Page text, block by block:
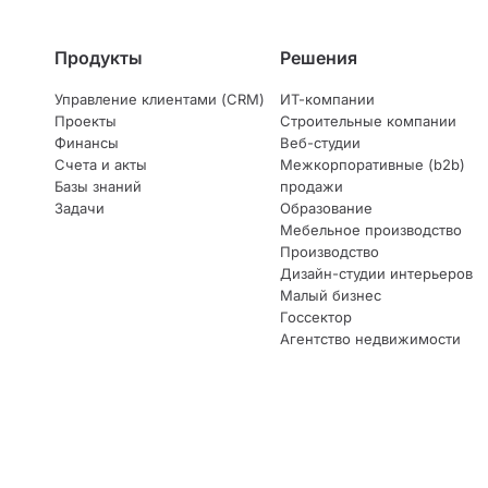
Продукты
Управление клиентами (CRM)
Проекты
Финансы
Счета и акты
Базы знаний
Задачи
Решения
ИТ-компании
Строительные компании
Веб-студии
Межкорпоративные (b2b)
продажи
Образование
Мебельное производство
Производство
Дизайн-студии интерьеров
Малый бизнес
Госсектор
Агентство недвижимости